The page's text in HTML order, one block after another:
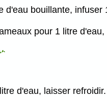
d'eau bouillante, infuser
pour 1 litre
d'eau, laisser refroidir.